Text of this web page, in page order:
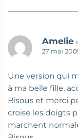
Amelie
27 mai
Une version qui
à ma belle fille,
Bisous et merci
croise les doigts
marchent